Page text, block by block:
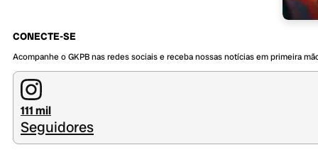
CONECTE-SE
Acompanhe o GKPB nas redes sociais e receba nossas notícias em primeira
111 mil
Seguidores